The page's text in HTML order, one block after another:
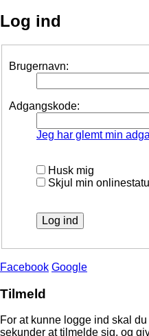
Log ind
Brugernavn:
Adgangskode:
Jeg har glemt min
Husk mig
Skjul min
Facebook Google
Tilmeld
For at kunne logge ind skal
sekunder at tilmelde sig, og